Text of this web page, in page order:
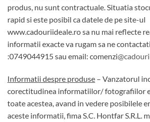
produs, nu sunt contractuale. Situatia
rapid si este posibil ca datele de pe site-ul
www.cadouriideale.ro sa nu mai reflecte
informatii exacte va rugam sa ne
:0749044915 sau email: comenzi
Informatii despre produse – Vanzatorul
corectitudinea informatiilor/ fotografiilor
toate acestea, avand in vedere posibilele
aceste informatii, fima S.C. Hontfar S.R.L.